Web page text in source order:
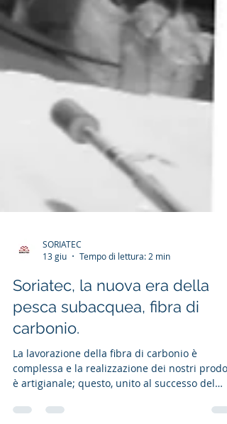
SORIATEC
13 giu
Soriatec, la nuova era della
pesca subacquea, fibra di
carbonio.